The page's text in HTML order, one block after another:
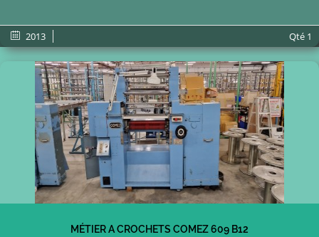
2013 Qté 1
MÉTIER A CROCHETS COMEZ 609 B12